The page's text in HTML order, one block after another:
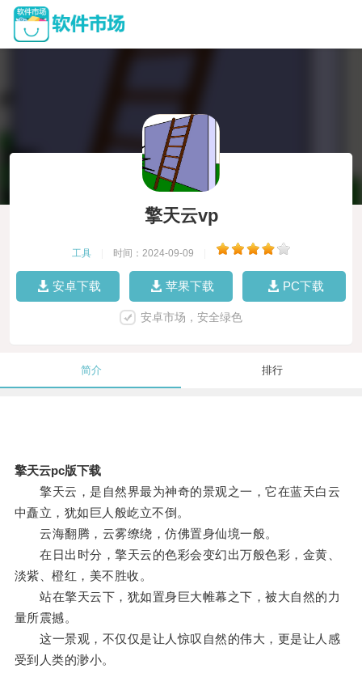
擎天云vp
工具 时间：2024-09-09
安卓下载 苹果下载 PC下载
安卓市场，安全绿色
简介 排行
擎天云pc版下载
擎天云，是自然界最为神奇的景观之一，它在蓝天白云
中矗立，犹如巨人般屹立不倒。
云海翻腾，云雾缭绕，仿佛置身仙境一般。
在日出时分，擎天云的色彩会变幻出万般色彩，金黄、
淡紫、橙红，美不胜收。
站在擎天云下，犹如置身巨大帷幕之下，被大自然的力
量所震撼。
这一景观，不仅仅是让人惊叹自然的伟大，更是让人感
受到人类的渺小。